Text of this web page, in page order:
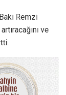
Remzi
ve